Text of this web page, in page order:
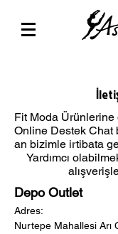
Fit Moda Ürünlerine
Online Destek Chat
an bizimle irtibata
Yardımcı
Depo Outlet
Adres:
Nurtepe Mahallesi Arı